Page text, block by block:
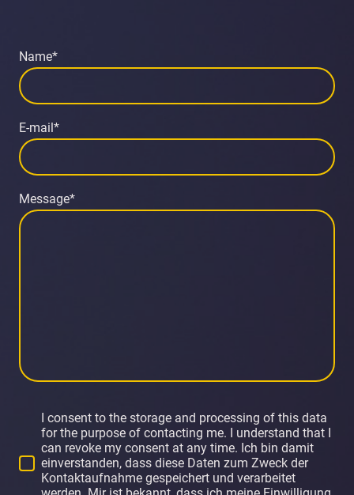
Name*
E-mail *
Message*
I consent to the storage and processing of this data
for the purpose of contacting me. I understand that I
can revoke my consent at any time. Ich bin damit
einverstanden, dass diese Daten zum Zweck der
Kontaktaufnahme gespeichert und verarbeitet